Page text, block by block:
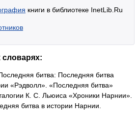
книги в библиотеке InetLib.Ru
словарях:
битва: Последняя битва
«Рэдволл». «Последняя битва»
К. С. Льюиса «Хроники Нарнии».
битва в истории Нарнии.